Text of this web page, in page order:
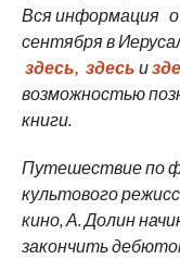
Вся информация о
сентября в
здесь, здесь и
возможностью
книги.
Путешествие по
культового
кино, А. Долин
закончить